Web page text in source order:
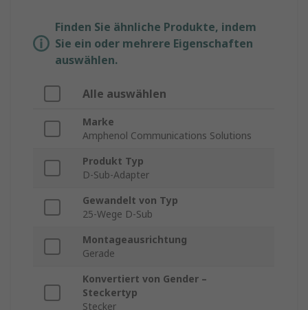
Finden Sie ähnliche Produkte, indem
Sie ein oder mehrere Eigenschaften
auswählen.
Alle auswählen
Marke
Amphenol Communications Solutions
Produkt Typ
D-Sub-Adapter
Gewandelt von Typ
25-Wege D-Sub
Montageausrichtung
Gerade
Konvertiert von Gender –
Steckertyp
Stecker